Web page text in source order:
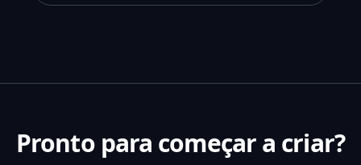
Pronto para começar a criar?